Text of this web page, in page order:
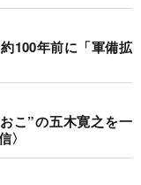
100年前に「軍備拡
こ”の五木寛之を一
〉